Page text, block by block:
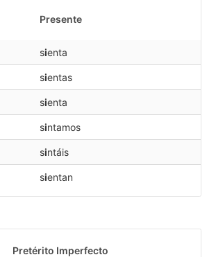
Presente
sienta
sientas
sienta
sintamos
sintáis
sientan
Pretérito Imperfecto